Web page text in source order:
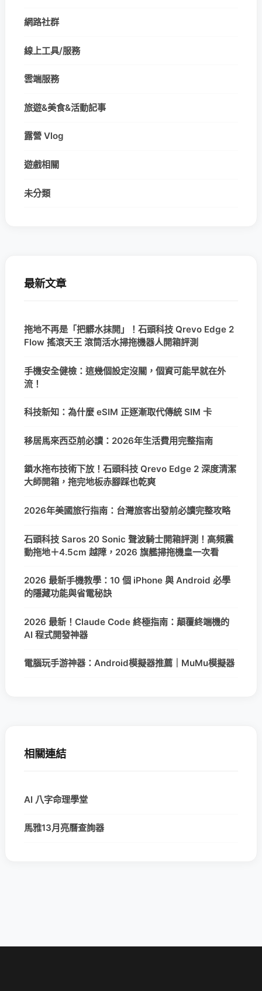
網路社群
線上工具/服務
雲端服務
旅遊&美食&活動記事
露營 Vlog
遊戲相關
未分類
最新文章
拖地不再是「把髒水抹開」！石頭科技 Qrevo Edge 2
Flow 搖滾天王 滾筒活水掃拖機器人開箱評測
手機安全健檢：這幾個設定沒關，個資可能早就在外
流！
科技新知：為什麼 eSIM 正逐漸取代傳統 SIM 卡
移居馬來西亞前必讀：2026年生活費用完整指南
鎖水拖布技術下放！石頭科技 Qrevo Edge 2 深度清潔
大師開箱，拖完地板赤腳踩也乾爽
2026年美國旅行指南：台灣旅客出發前必讀完整攻略
石頭科技 Saros 20 Sonic 聲波騎士開箱評測！高頻震
動拖地＋4.5cm 越障，2026 旗艦掃拖機皇一次看
2026 最新手機教學：10 個 iPhone 與 Android 必學
的隱藏功能與省電秘訣
2026 最新！Claude Code 終極指南：顛覆終端機的
AI 程式開發神器
電腦玩手游神器：Android模擬器推薦｜MuMu模擬器
相關連結
AI 八字命理學堂
馬雅13月亮曆查詢器